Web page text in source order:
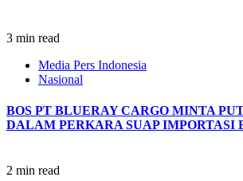
3 min read
Media Pers Indonesia
Nasional
BOS PT BLUERAY CARGO MINTA
DALAM PERKARA SUAP IMPORTASI
2 min read